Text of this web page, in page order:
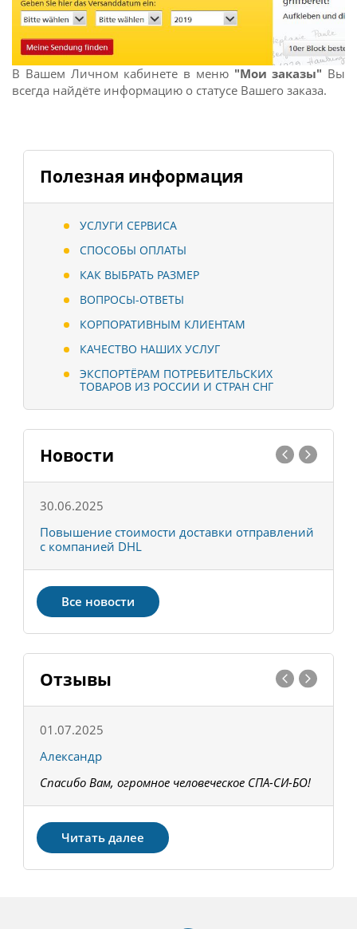
Полезная информация
УСЛУГИ СЕРВИСА
СПОСОБЫ ОПЛАТЫ
КАК ВЫБРАТЬ РАЗМЕР
ВОПРОСЫ-ОТВЕТЫ
КОРПОРАТИВНЫМ КЛИЕНТАМ
КАЧЕСТВО НАШИХ УСЛУГ
ЭКСПОРТЁРАМ ПОТРЕБИТЕЛЬСКИХ
ТОВАРОВ ИЗ РОССИИ И СТРАН СНГ
Новости
30.06.2025
Повышение стоимости доставки отправлений
с компанией DHL
Все новости
Отзывы
01.07.2025
Александр
Спасибо Вам, огромное человеческое СПА-СИ-БО!
Читать далее
В Вашем Личном кабинете в меню "Мои заказы" Вы
всегда найдёте информацию о статусе Вашего заказа.